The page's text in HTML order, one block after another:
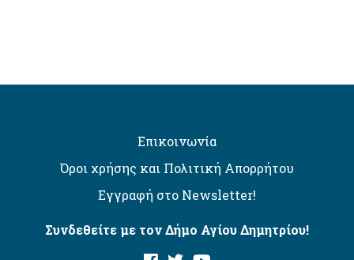
Επικοινωνία
Όροι χρήσης και Πολιτική Απορρήτου
Εγγραφή στο Newsletter!
Συνδεθείτε με τον Δήμο Αγίου Δημητρίου!